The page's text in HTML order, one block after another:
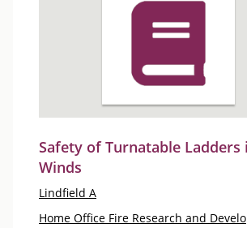
Safety of Turnatable Ladders
Winds
Lindfield A
Home Office Fire Research and